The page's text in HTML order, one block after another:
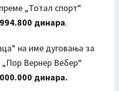
„Тотал спорт“
динара.
на име дуговања за
„Пор Вернер Вебер“
динара.